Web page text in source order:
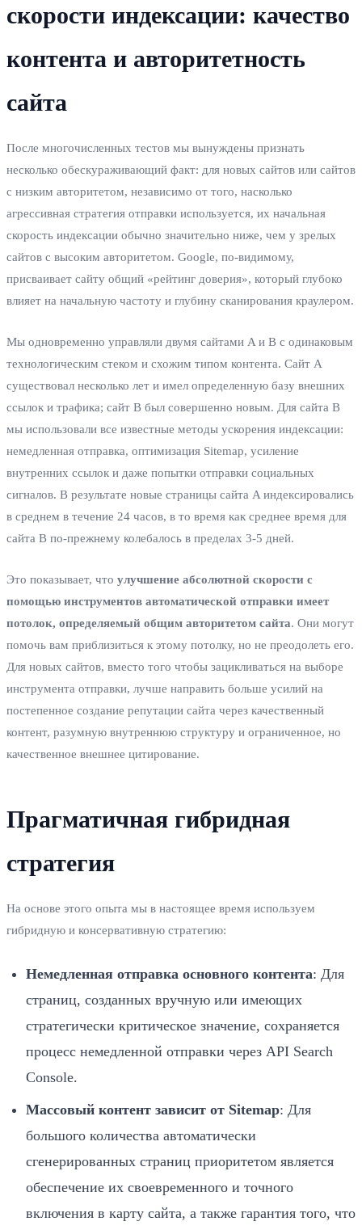
скорости индексации: качество
контента и авторитетность
сайта
После многочисленных тестов мы вынуждены признать
несколько обескураживающий факт: для новых сайтов или сайтов
с низким авторитетом, независимо от того, насколько
агрессивная стратегия отправки используется, их начальная
скорость индексации обычно значительно ниже, чем у зрелых
сайтов с высоким авторитетом. Google, по-видимому,
присваивает сайту общий «рейтинг доверия», который глубоко
влияет на начальную частоту и глубину сканирования краулером.
Мы одновременно управляли двумя сайтами A и B с одинаковым
технологическим стеком и схожим типом контента. Сайт A
существовал несколько лет и имел определенную базу внешних
ссылок и трафика; сайт B был совершенно новым. Для сайта B
мы использовали все известные методы ускорения индексации:
немедленная отправка, оптимизация Sitemap, усиление
внутренних ссылок и даже попытки отправки социальных
сигналов. В результате новые страницы сайта A индексировались
в среднем в течение 24 часов, в то время как среднее время для
сайта B по-прежнему колебалось в пределах 3-5 дней.
Это показывает, что улучшение абсолютной скорости с
помощью инструментов автоматической отправки имеет
потолок, определяемый общим авторитетом сайта. Они могут
помочь вам приблизиться к этому потолку, но не преодолеть его.
Для новых сайтов, вместо того чтобы зацикливаться на выборе
инструмента отправки, лучше направить больше усилий на
постепенное создание репутации сайта через качественный
контент, разумную внутреннюю структуру и ограниченное, но
качественное внешнее цитирование.
Прагматичная гибридная
стратегия
На основе этого опыта мы в настоящее время используем
гибридную и консервативную стратегию:
Немедленная отправка основного контента: Для
страниц, созданных вручную или имеющих
стратегически критическое значение, сохраняется
процесс немедленной отправки через API Search
Console.
Массовый контент зависит от Sitemap: Для
большого количества автоматически
сгенерированных страниц приоритетом является
обеспечение их своевременного и точного
включения в карту сайта, а также гарантия того, что